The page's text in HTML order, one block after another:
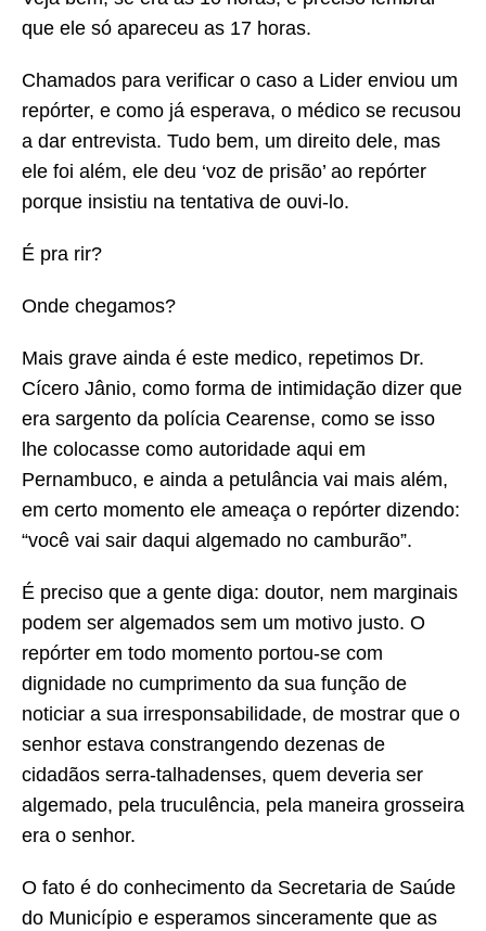
que ele só apareceu as 17 horas.
Chamados para verificar o caso a Lider enviou um
repórter, e como já esperava, o médico se recusou
a dar entrevista. Tudo bem, um direito dele, mas
ele foi além, ele deu ‘voz de prisão’ ao repórter
porque insistiu na tentativa de ouvi-lo.
É pra rir?
Onde chegamos?
Mais grave ainda é este medico, repetimos Dr.
Cícero Jânio, como forma de intimidação dizer que
era sargento da polícia Cearense, como se isso
lhe colocasse como autoridade aqui em
Pernambuco, e ainda a petulância vai mais além,
em certo momento ele ameaça o repórter dizendo:
“você vai sair daqui algemado no camburão”.
É preciso que a gente diga: doutor, nem marginais
podem ser algemados sem um motivo justo. O
repórter em todo momento portou-se com
dignidade no cumprimento da sua função de
noticiar a sua irresponsabilidade, de mostrar que o
senhor estava constrangendo dezenas de
cidadãos serra-talhadenses, quem deveria ser
algemado, pela truculência, pela maneira grosseira
era o senhor.
O fato é do conhecimento da Secretaria de Saúde
do Município e esperamos sinceramente que as